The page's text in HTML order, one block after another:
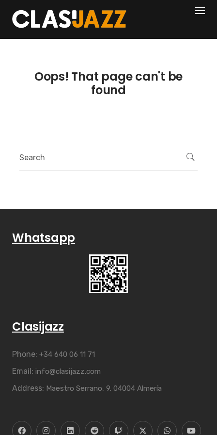
content
404
Oops! That page can't be
found
Whatsapp
Clasijazz
Phone: +34 640 06 11 71
Email: info@clasijazz.com
Address: Maestro Serrano, 9. 04004 Almería